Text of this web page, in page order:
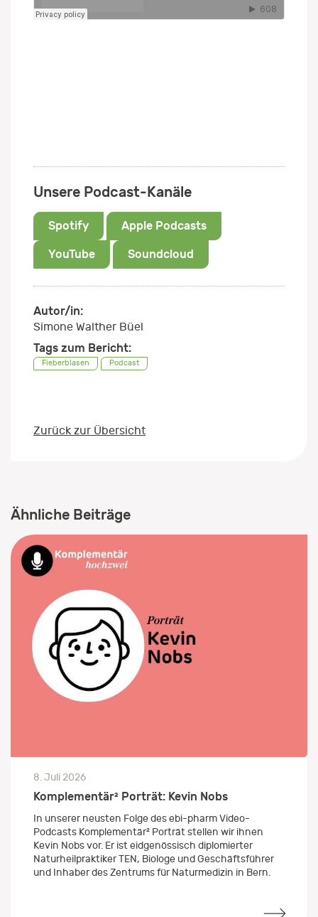
Unsere Podcast-Kanäle
Spotify Apple Podcasts
YouTube Soundcloud
Autor/in:
Simone Walther Büel
Tags zum Bericht:
Fieberblasen Podcast
Zurück zur Übersicht
Ähnliche Beiträge
8. Juli 2026
Komplementär² Porträt: Kevin Nobs
In unserer neusten Folge des ebi-pharm Video-
Podcasts Komplementär² Porträt stellen wir ihnen
Kevin Nobs vor. Er ist eidgenössisch diplomierter
Naturheilpraktiker TEN, Biologe und Geschäftsführer
und Inhaber des Zentrums für Naturmedizin in Bern.